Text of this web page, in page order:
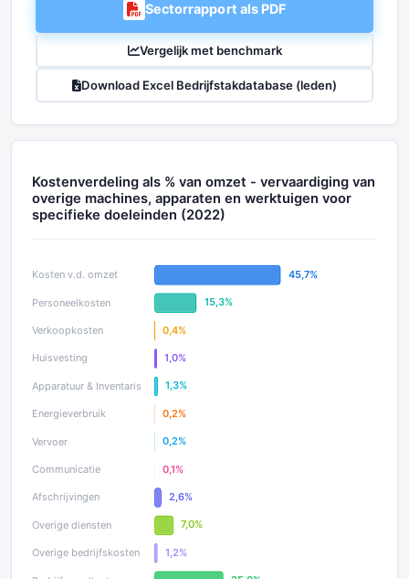
Sectorrapport als PDF
Vergelijk met benchmark
Download Excel Bedrijfstakdatabase (leden)
Kostenverdeling als % van omzet - vervaardiging van
overige machines, apparaten en werktuigen voor
specifieke doeleinden (2022)